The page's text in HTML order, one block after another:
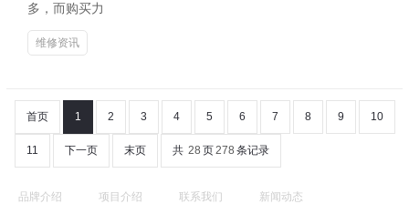
多，而购买力
维修资讯
首页 1 2 3 4 5 6 7 8 9 10
11 下一页 末页 共 28 页278 条记录
品牌介绍 项目介绍 联系我们 新闻动态